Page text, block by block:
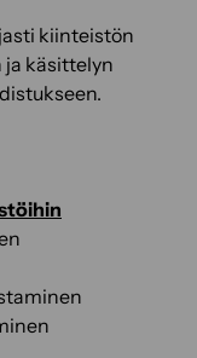
kiinteistön
käsittelyn